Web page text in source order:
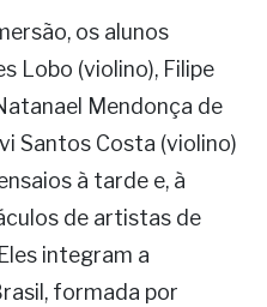
os alunos
Lobo (violino), Filipe
Mendonça de
Santos Costa (violino)
à tarde e, à
de artistas de
integram a
formada por